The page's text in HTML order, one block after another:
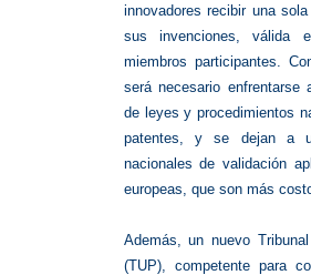
innovadores recibir una
sus invenciones, válida
miembros participantes.
será necesario enfrentarse
de leyes y procedimientos
patentes, y se dejan a
nacionales de validación
europeas, que son más
Además, un nuevo
(TUP), competente para